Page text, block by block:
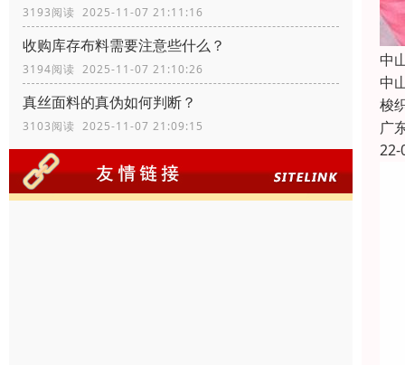
3193阅读 2025-11-07 21:11:16
收购库存布料需要注意些什么？
3194阅读 2025-11-07 21:10:26
真丝面料的真伪如何判断？
3103阅读 2025-11-07 21:09:15
中
中
梭
广
22-